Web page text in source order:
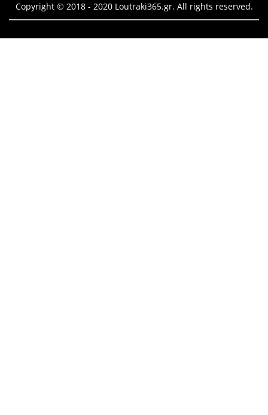
Copyright © 2018 - 2020 Loutraki365.gr. All rights reserved.